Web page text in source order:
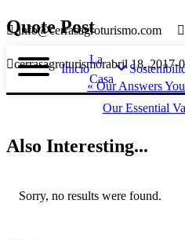
info@cerrasagroturismo.com
Inicio
La
Casa
Quote Post
cerrasagroturismo abril 18, 2017 0
« Our Answers
Our Essential
Also Interesting...
Sorry, no results were found.